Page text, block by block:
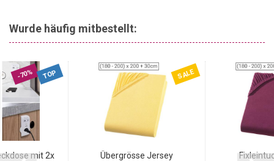
Wurde häufig mitbestellt:
-70% TOP
mit 2x
SALE
Übergrösse Jersey